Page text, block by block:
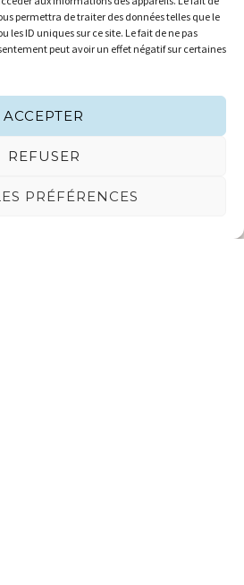
permettra de traiter des données telles que le
les ID uniques sur ce site. Le fait de ne pas
peut avoir un effet négatif sur certaines
ACCEPTER
REFUSER
PRÉFÉRENCES